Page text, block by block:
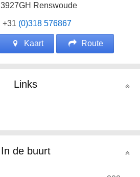
3927GH Renswoude
+31 (0)318 576867
Kaart Route
Links
In de buurt